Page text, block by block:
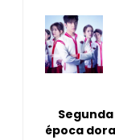
época